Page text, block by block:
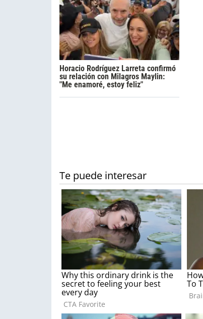
Horacio Rodríguez Larreta confirmó
su relación con Milagros Maylin:
"Me enamoré, estoy feliz"